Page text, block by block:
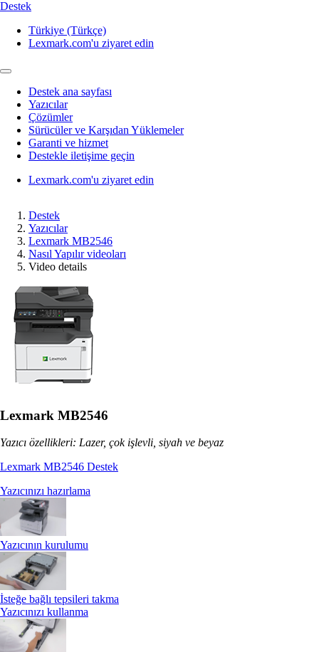
Destek
Türkiye (Türkçe)
Lexmark.com'u ziyaret edin
Destek ana sayfası
Yazıcılar
Çözümler
Sürücüler ve Karşıdan Yüklemeler
Garanti ve hizmet
Destekle iletişime geçin
Lexmark.com'u ziyaret edin
Destek
Yazıcılar
Lexmark MB2546
Nasıl Yapılır videoları
Video details
Lexmark MB2546
Yazıcı özellikleri: Lazer, çok işlevli, siyah ve beyaz
Lexmark MB2546 Destek
Yazıcınızı hazırlama
Yazıcının kurulumu
İsteğe bağlı tepsileri takma
Yazıcınızı kullanma